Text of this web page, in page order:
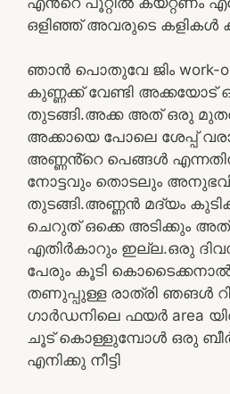
ഒളിഞ്ഞ് അവരുടെ കളികൾ
ഞാൻ പൊതുവേ ജിം
കുണ്ണക്ക് വേണ്ടി അക്കയോട്
തുടങ്ങി.അക്ക അത് ഒരു
അക്കായെ പോലെ ശേപ്പ്
അണ്ണൻ്റെ പെങ്ങൾ
നോട്ടവും തൊടലും
തുടങ്ങി.അണ്ണൻ മദ്യം
ചെറുത് ഒക്കെ അടിക്കും
എതിർകാറും ഇല്ല.ഒരു
പേരും കൂടി കൊടൈക്കനാൽ
തണുപ്പുള്ള രാത്രി ഞങൾ
ഗാർഡനിലെ ഫയർ area
ചൂട് കൊള്ളുമ്പോൾ ഒരു
എനിക്കു നീട്ടി